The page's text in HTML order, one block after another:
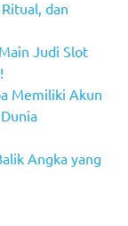
dan
Judi Slot
Memiliki Akun
Angka yang